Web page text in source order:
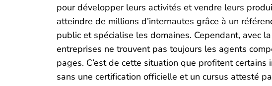
pour développer leurs activités et vendre leurs
atteindre de millions d’internautes grâce à un
public et spécialise les domaines. Cependant, avec
entreprises ne trouvent pas toujours les agents
pages. C’est de cette situation que profitent
sans une certification officielle et un cursus attesté